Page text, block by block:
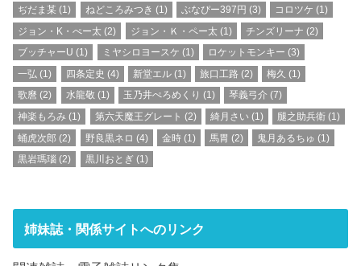
ぢだま某 (1) ねどころみつき (1) ぶなぴー397円 (3) コロツケ (1)
ジョン・K・ぺー太 (2) ジョン・Ｋ・ペー太 (1) チンズリーナ (2)
ブッチャーU (1) ミヤシロヨースケ (1) ロケットモンキー (3)
一弘 (1) 四条定史 (4) 新堂エル(1) 旅口工路 (2) 梅久 (1)
歌麿 (2) 水龍敬 (1) 玉乃井ぺろめくり (1) 琴義弓介 (7)
神楽もろみ (1) 第六天魔王グレート (2) 綺月さい(1) 腿之助兵衛 (1)
蛹虎次郎 (2) 野良黒ネロ (4) 金時(1) 馬胃 (2) 鬼月あるちゅ (1)
黒岩瑪瑙 (2) 黒川おとぎ (1)
姉妹誌・関係サイトへのリンク